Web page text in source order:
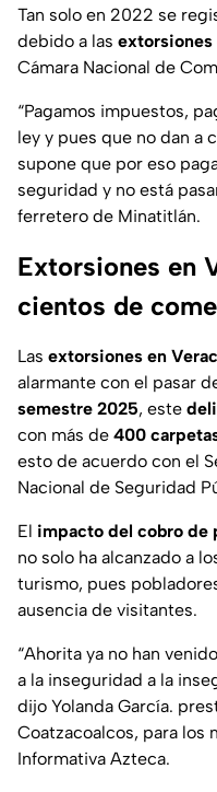
Tan solo en 2022 se
debido a las
Cámara Nacional de
“Pagamos impuestos,
ley y pues que no dan a
supone que por eso
seguridad y no está
ferretero de Minatitlán.
Extorsiones en
cientos de
Las extorsiones en
alarmante con el pasar
semestre 2025, este
con más de 400
esto de acuerdo con el
Nacional de Seguridad
El impacto del cobro de
no solo ha alcanzado a
turismo, pues
ausencia de visitantes.
“Ahorita ya no han
a la inseguridad a la
dijo Yolanda García.
Coatzacoalcos, para los
Informativa Azteca.